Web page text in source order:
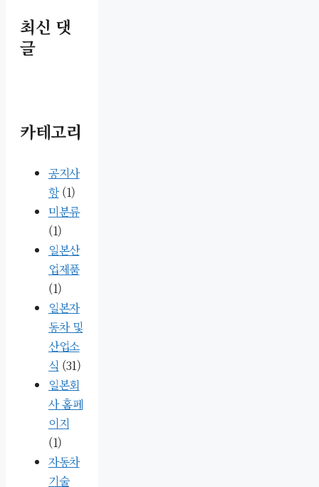
최신 댓
글
카테고리
공지사
항(1)
미분류
(1)
일본산
업제품
(1)
일본자
동차 및
산업소
식 (31)
일본회
사 홈페
이지
(1)
자동차
기술